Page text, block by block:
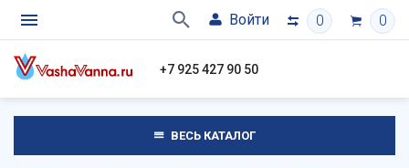
Войти 0 0
+7 925 427 90 50
ВЕСЬ КАТАЛОГ